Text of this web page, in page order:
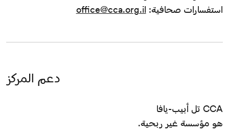
استفسارات صحافية: office@cca.org.il
دعم المركز
CCA تل أبيب-يافا
هو مؤسسة غير ربحية.